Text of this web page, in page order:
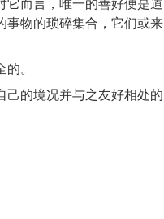
事物的琐碎集合，它们或来
。
己的境况并与之友好相处的